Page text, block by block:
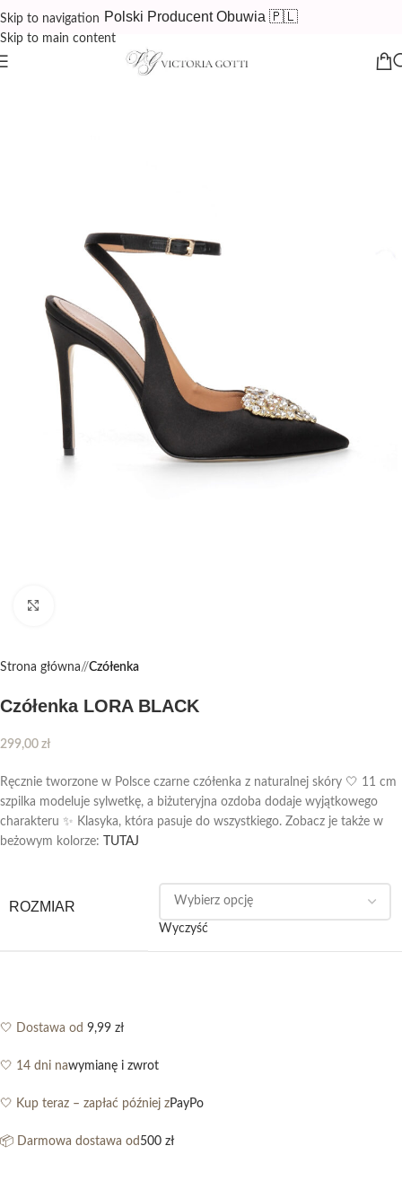
Skip to navigation
Skip to main content
Polski Producent Obuwia 🇵🇱
Strona główna/ Czółenka
Czółenka LORA BLACK
299,00 zł
Ręcznie tworzone w Polsce czarne czółenka z naturalnej skóry 🤍 11 cm
szpilka modeluje sylwetkę, a biżuteryjna ozdoba dodaje wyjątkowego
charakteru ✨ Klasyka, która pasuje do wszystkiego. Zobacz je także w
beżowym kolorze:
TUTAJ
ROZMIAR
Wyczyść
🤍 Dostawa od 9,99 zł
🤍 14 dni nawymianę i zwrot
🤍 Kup teraz – zapłać później zPayPo
📦 Darmowa dostawa od 500 zł